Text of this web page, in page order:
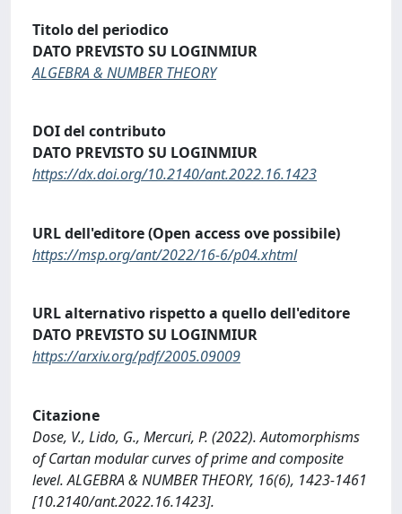
Titolo del periodico
DATO PREVISTO SU LOGINMIUR
ALGEBRA & NUMBER THEORY
DOI del contributo
DATO PREVISTO SU LOGINMIUR
https://dx.doi.org/10.2140/ant.2022.16.1423
URL dell'editore (Open access ove possibile)
https://msp.org/ant/2022/16-6/p04.xhtml
URL alternativo rispetto a quello dell'editore
DATO PREVISTO SU LOGINMIUR
https://arxiv.org/pdf/2005.09009
Citazione
Dose, V., Lido, G., Mercuri, P. (2022). Automorphisms
of Cartan modular curves of prime and composite
level. ALGEBRA & NUMBER THEORY, 16(6), 1423-1461
[10.2140/ant.2022.16.1423].